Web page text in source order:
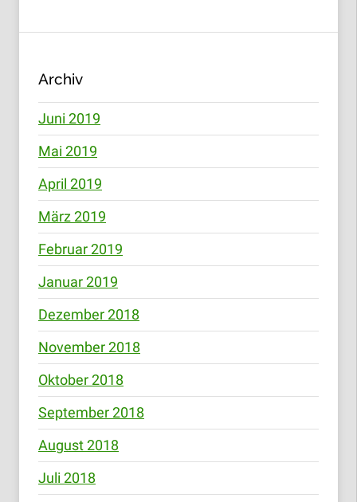
Archiv
Juni 2019
Mai 2019
April 2019
März 2019
Februar 2019
Januar 2019
Dezember 2018
November 2018
Oktober 2018
September 2018
August 2018
Juli 2018